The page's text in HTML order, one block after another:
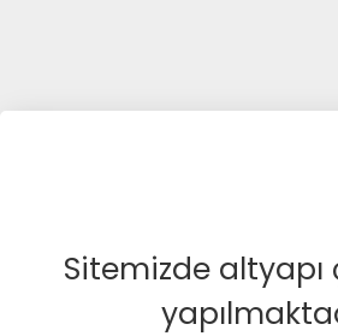
Sitemizde altyapı